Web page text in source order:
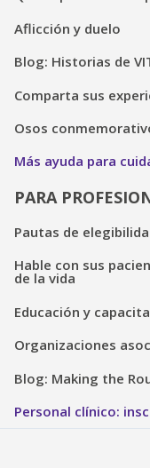
Aflicción y duelo
Blog: Historias de
Comparta sus
Osos
Más ayuda para
PARA
Pautas de
Hable con sus
de la vida
Educación y
Organizaciones
Blog: Making the
Personal clínico: